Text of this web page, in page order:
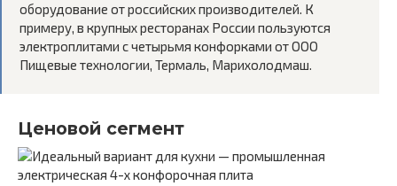
оборудование от российских производителей. К
примеру, в крупных ресторанах России пользуются
электроплитами с четырьмя конфорками от ООО
Пищевые технологии, Термаль, Марихолодмаш.
Ценовой сегмент